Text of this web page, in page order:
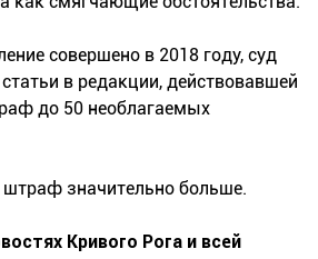
совершено в 2018 году, суд
в редакции, действовавшей
до 50 необлагаемых
значительно больше.
Кривого Рога и всей